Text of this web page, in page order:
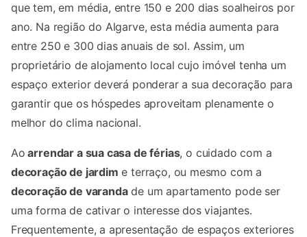
que tem, em média, entre 150 e 200 dias soalheiros por
ano. Na região do Algarve, esta média aumenta para
entre 250 e 300 dias anuais de sol. Assim, um
proprietário de alojamento local cujo imóvel tenha um
espaço exterior deverá ponderar a sua decoração para
garantir que os hóspedes aproveitam plenamente o
melhor do clima nacional.
Ao arrendar a sua casa de férias, o cuidado com a
decoração de jardim e terraço, ou mesmo com a
decoração de varandade um apartamento pode ser
uma forma de cativar o interesse dos viajantes.
Frequentemente, a apresentação de espaços exteriores